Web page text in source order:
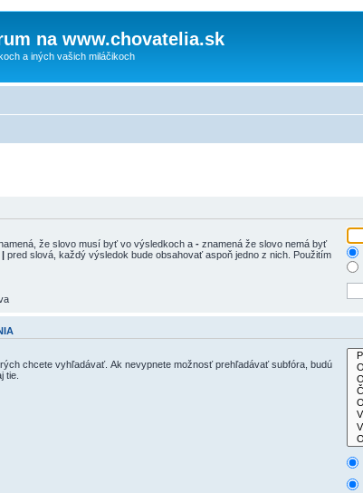
na www.chovatelia.sk
a iných vašich miláčikoch
že slovo musí byť vo výsledkoch a - znamená že slovo nemá byť
| pred slová, každý výsledok bude obsahovať aspoň jedno z nich. Použitím
chcete vyhľadávať. Ak nevypnete možnosť prehľadávať subfóra, budú
tie.